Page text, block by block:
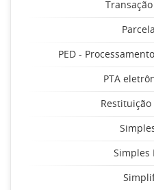
PED -
PTA
Simples